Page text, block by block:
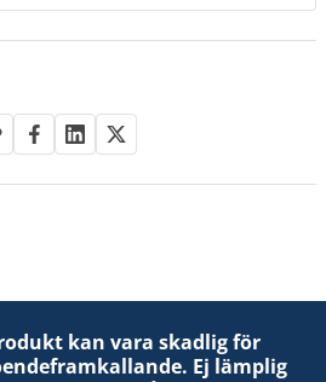
kan vara skadlig för
Ej lämplig